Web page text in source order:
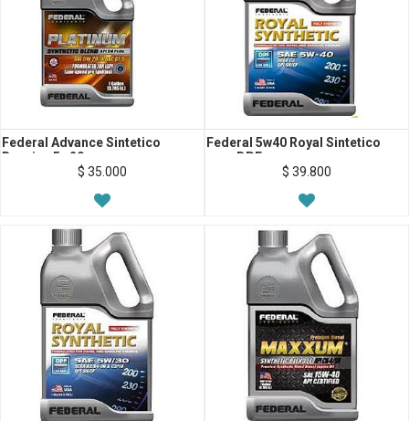
Federal Advance Sintetico
Bencina 5w20
$ 35.000
Federal 5w40 Royal Sintetico
para DPF
$ 39.800